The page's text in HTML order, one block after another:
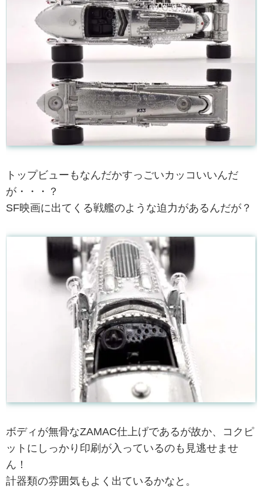
トップビューもなんだかすっごいカッコいいんだ
が・・・？
SF映画に出てくる戦艦のような迫力があるんだが？
ボディが無骨なZAMAC仕上げであるが故か、コクピ
ットにしっかり印刷が入っているのも見逃せませ
ん！
計器類の雰囲気もよく出ているかなと。